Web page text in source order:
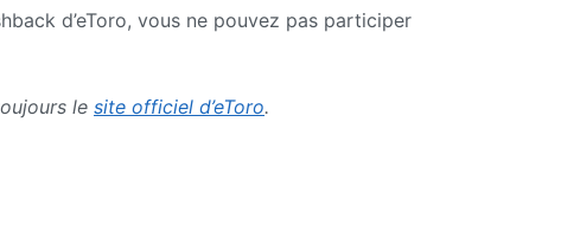
d’eToro, vous ne pouvez pas participer
le site officiel d’eToro.